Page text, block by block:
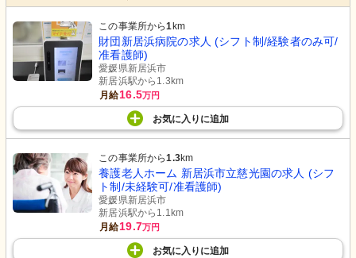
この事業所から1 km
財団新居浜病院の求人 (シフト制/経験者のみ可/
准看護師)
愛媛県新居浜市
新居浜駅から1.3km
月給16.5万円
お気に入り に追加
この事業所から1.3km
養護老人ホーム 新居浜市立慈光園の求人 (シフ
ト制/未経験可/准看護師)
愛媛県新居浜市
新居浜駅から1.1km
月給19.7万円
お気に入り に追加